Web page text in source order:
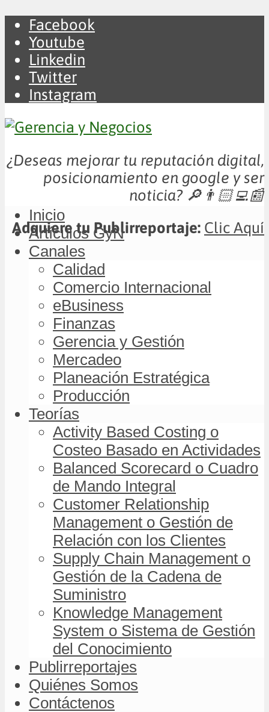
Facebook
Youtube
Linkedin
Twitter
Instagram
¿Deseas mejorar tu reputación digital,
posicionamiento en google y ser
noticia? 🔎👨🏻‍💻📰
Adquiere tu Publirreportaje: Clic Aquí
Inicio
Artículos GyN
Canales
Calidad
Comercio Internacional
eBusiness
Finanzas
Gerencia y Gestión
Mercadeo
Planeación Estratégica
Producción
Teorías
Activity Based Costing o
Costeo Basado en Actividades
Balanced Scorecard o Cuadro
de Mando Integral
Customer Relationship
Management o Gestión de
Relación con los Clientes
Supply Chain Management o
Gestión de la Cadena de
Suministro
Knowledge Management
System o Sistema de Gestión
del Conocimiento
Publirreportajes
Quiénes Somos
Contáctenos